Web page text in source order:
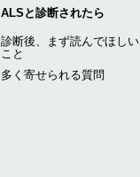
ALSと診断されたら
診断後、まず読んでほしい
こと
多く寄せられる質問